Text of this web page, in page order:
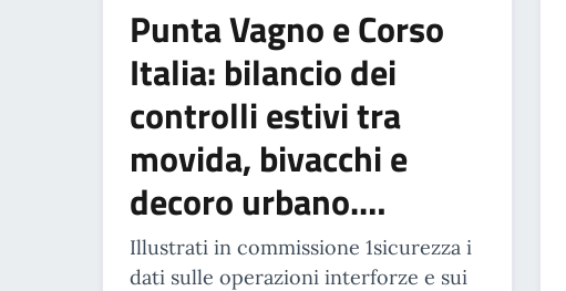
Punta Vagno e Corso
Italia: bilancio dei
controlli estivi tra
movida, bivacchi e
decoro urbano.…
Illustrati in commissione 1sicurezza i
dati sulle operazioni interforze e sui